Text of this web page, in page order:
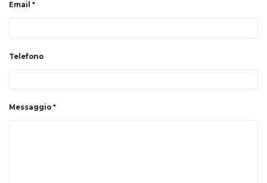
Email
Telefono
Messaggio